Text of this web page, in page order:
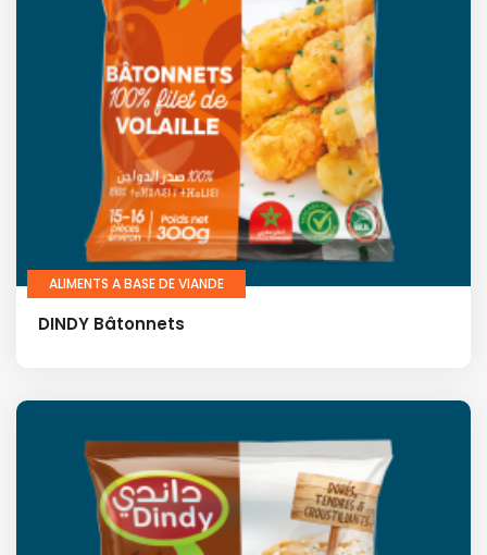
ALIMENTS A BASE DE VIANDE
DINDY Bâtonnets